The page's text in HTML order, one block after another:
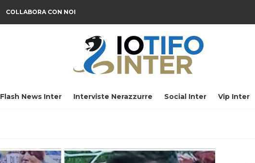
COLLABORA CON NOI
Flash News Inter Interviste Nerazzurre Social Inter Vip Inter